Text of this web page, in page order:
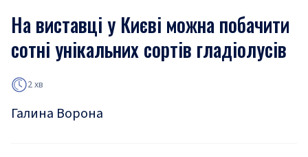
На виставці у Києві можна побачити
сотні унікальних сортів гладіолусів
2 хв
Галина Ворона